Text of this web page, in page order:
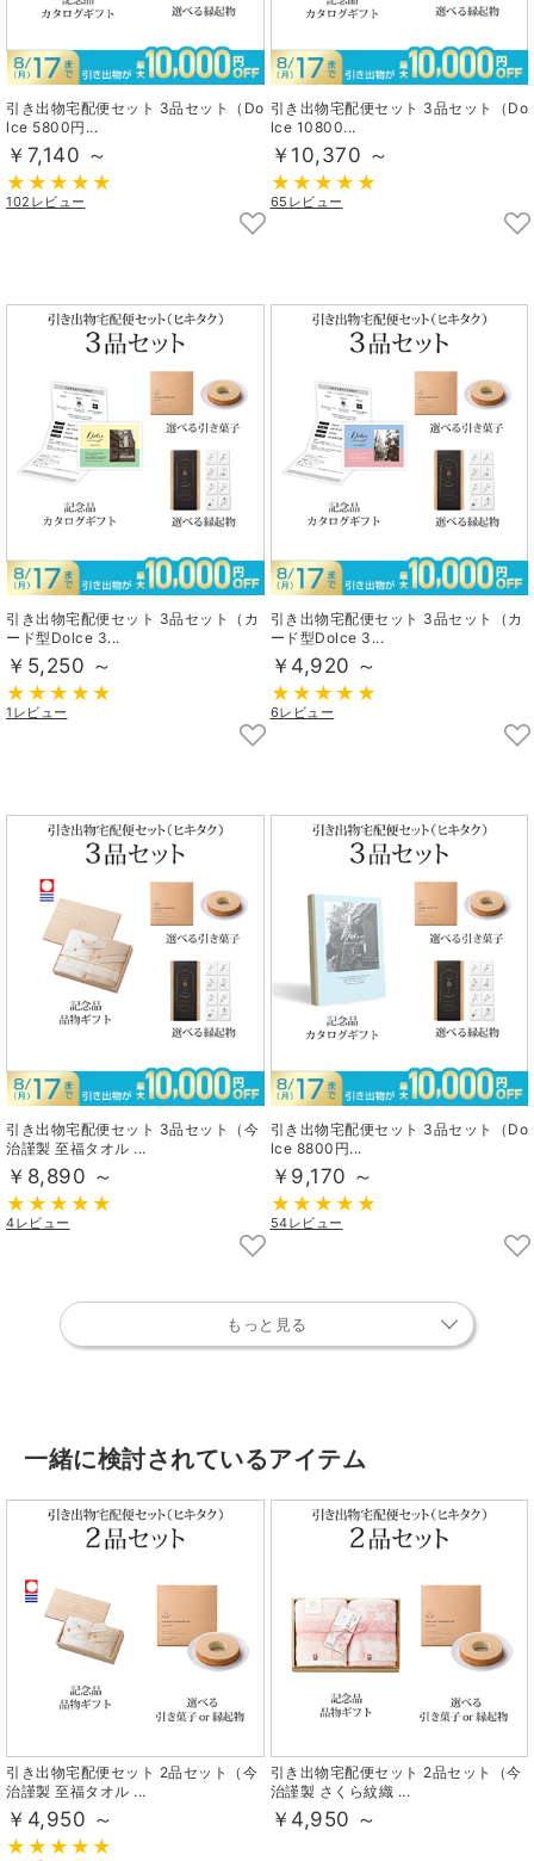
引き出物宅配便セット 3品セット（Do
lce 5800円...
￥7,140 ～
102レビュー
引き出物宅配便セット 3品セット（Do
lce 10800...
￥10,370 ～
65レビュー
引き出物宅配便セット 3品セット（カ
ード型Dolce 3...
￥5,250 ～
1レビュー
引き出物宅配便セット 3品セット（カ
ード型Dolce 3...
￥4,920 ～
6レビュー
引き出物宅配便セット 3品セット（今
治謹製 至福タオル ...
￥8,890 ～
4レビュー
引き出物宅配便セット 3品セット（Do
lce 8800円...
￥9,170 ～
54レビュー
もっと見る
一緒に検討されているアイテム
引き出物宅配便セット 2品セット（今
治謹製 至福タオル ...
￥4,950 ～
引き出物宅配便セット 2品セット（今
治謹製 さくら紋織 ...
￥4,950 ～